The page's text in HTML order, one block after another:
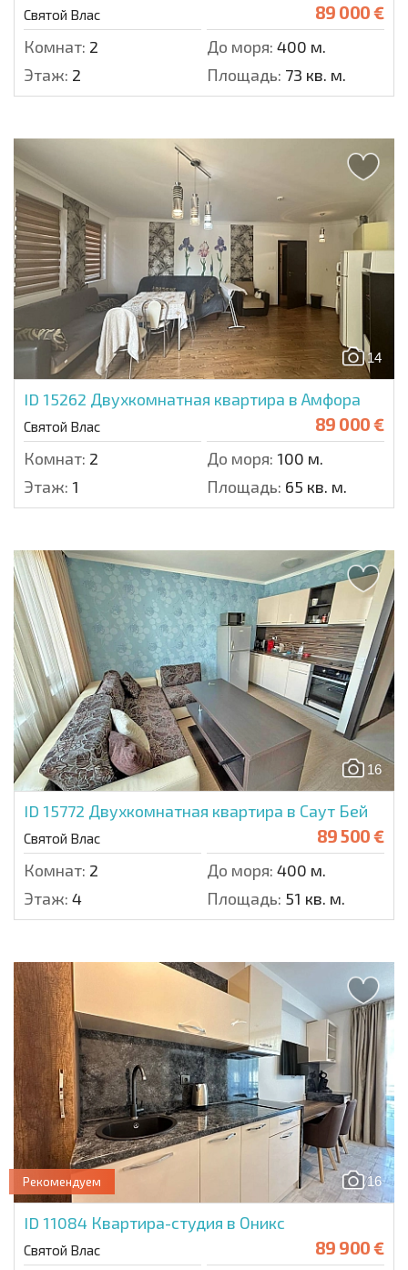
Святой Влас 89 000 €
Комнат: 2 До моря: 400 м.
Этаж: 2 Площадь: 73 кв. м.
14
ID 15262 Двухкомнатная квартира в Амфора
Святой Влас 89 000 €
Комнат: 2 До моря: 100 м.
Этаж: 1 Площадь: 65 кв. м.
16
ID 15772 Двухкомнатная квартира в Саут Бей
Святой Влас 89 500 €
Комнат: 2 До моря: 400 м.
Этаж: 4 Площадь: 51 кв. м.
16
Рекомендуем
ID 11084 Квартира-студия в Оникс
Святой Влас 89 900 €